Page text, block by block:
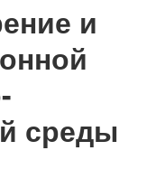
и
среды